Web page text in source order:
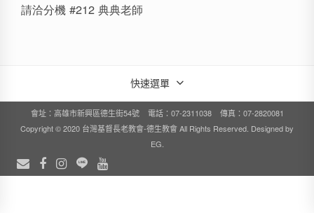
請洽分機 #212 典典老師
快速選單
會址：高雄市新興區德生街54號 電話：07-2311038 傳真：07-2820081
Copyright © 2020 台灣基督長老教會-德生教會 All Rights Reserved. Designed by
EG.